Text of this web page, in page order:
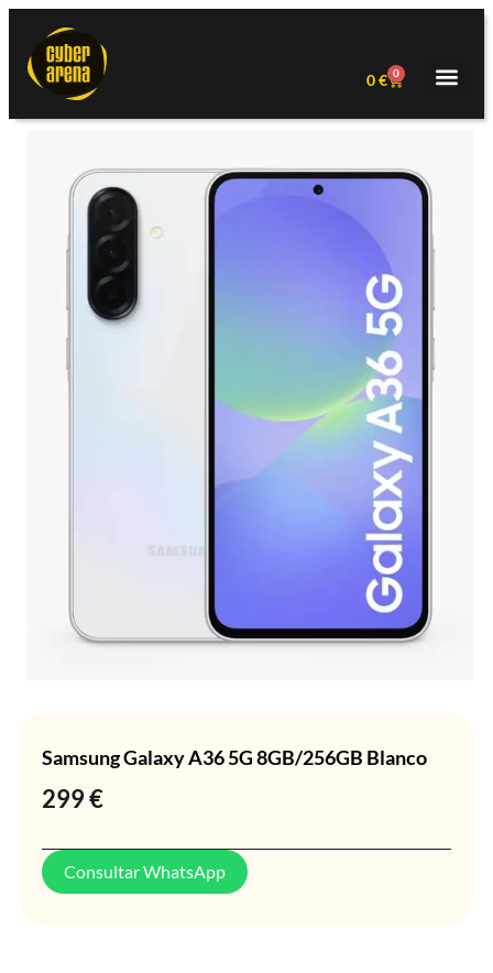
0€ 0
Samsung Galaxy A36 5G 8GB/256GB Blanco
299€
Consultar WhatsApp